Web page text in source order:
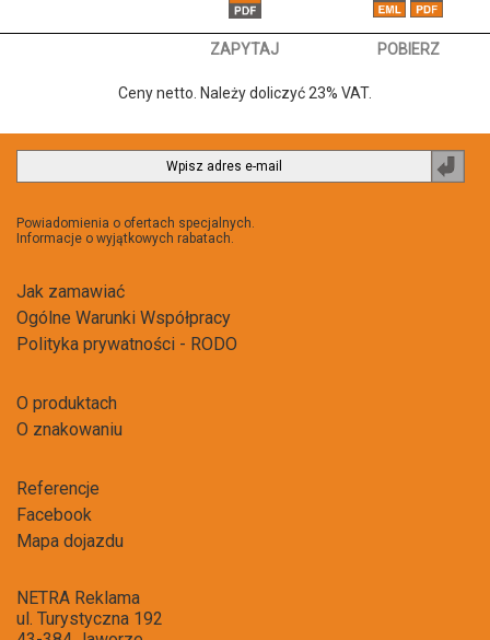
ZAPYTAJ POBIERZ
Ceny netto. Należy doliczyć 23% VAT.
Powiadomienia o ofertach specjalnych.
Informacje o wyjątkowych rabatach.
Jak zamawiać
Ogólne Warunki Współpracy
Polityka prywatności - RODO
O produktach
O znakowaniu
Referencje
Facebook
Mapa dojazdu
NETRA Reklama
ul. Turystyczna 192